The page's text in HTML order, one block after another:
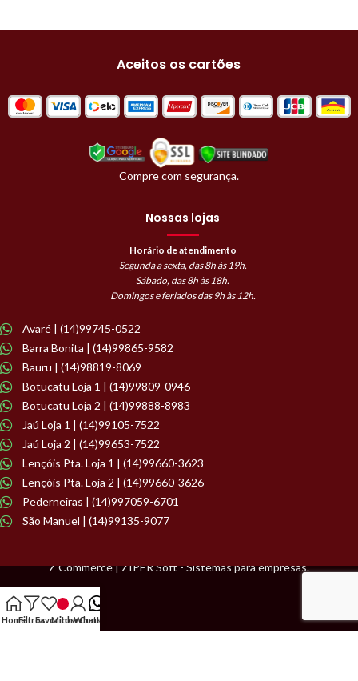
Aceitos os cartões
Compre com segurança.
Nossas lojas
Horário de atendimento
Segunda a sexta, das 8h às 19h.
Sábado, das 8h às 18h.
Domingos e feriados das 9h às 12h.
Avaré | (14)99745-0522
Barra Bonita | (14)99865-9582
Bauru | (14)98819-8069
Botucatu Loja 1 | (14)99809-0946
Botucatu Loja 2 | (14)99888-8983
Jaú Loja 1 | (14)99105-7522
Jaú Loja 2 | (14)99653-7522
Lençóis Pta. Loja 1 | (14)99660-3623
Lençóis Pta. Loja 2 | (14)99660-3626
Pederneiras | (14)997059-6701
São Manuel | (14)99135-9077
Z Commerce | ZIPER Soft - Sistemas para empresas.
HomeFiltrosFavoritos
Minha Conta
WhatsApp